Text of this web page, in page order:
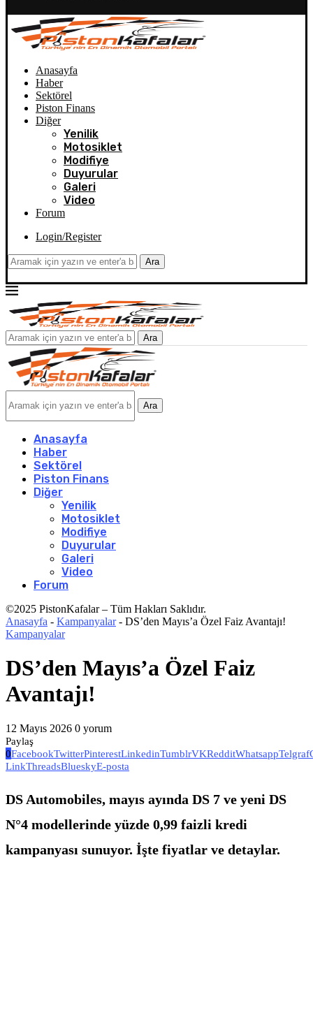
Anasayfa
Haber
Sektörel
Piston Finans
Diğer
Yenilik
Motosiklet
Modifiye
Duyurular
Galeri
Video
Forum
Login/Register
Ara
Ara
Ara
Anasayfa
Haber
Sektörel
Piston Finans
Diğer
Yenilik
Motosiklet
Modifiye
Duyurular
Galeri
Video
Forum
©2025 PistonKafalar – Tüm Hakları Saklıdır.
Anasayfa - Kampanyalar- DS’den Mayıs’a Özel Faiz Avantajı!
Kampanyalar
DS’den Mayıs’a Özel Faiz
Avantajı!
12 Mayıs 2026 0 yorum
Paylaş
0FacebookTwitterPinterestLinkedinTumblrVKRedditWhatsappTelgraf
LinkThreadsBlueskyE-posta
DS Automobiles, mayıs ayında DS 7 ve yeni DS
N°4 modellerinde yüzde 0,99 faizli kredi
kampanyası sunuyor. İşte fiyatlar ve detaylar.